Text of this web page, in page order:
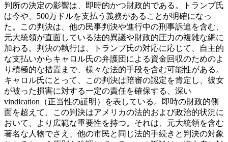
判所の決定の影響は、即時的かつ財政的である。トランプ氏
は今や、500万ドルを支払う義務があることが明確になっ
た。この判決は、他の民事判決や進行中の刑事訴追を含む、
元大統領が直面している法的異議や財政的圧力の複雑な網に
加わる。判決の執行は、トランプ氏の対応に応じて、自主的
な支払いからキャロル氏の弁護団による資金回収のためのよ
り積極的な措置まで、様々な法的手段を含む可能性がある。
キャロル氏にとって、この判決は陪審の認定を肯定し、彼女
が被った損害に対する一定の責任を確保する、深い
vindication（正当性の証明）を表している。
即時の財政的側
面を超えて、この判決はアメリカの法的および政治的状況に
おいて、より広範な重要性を持つ。それは、元大統領を含む
著名な人物でさえ、他の市民と同じ法的手続きと判決の対象